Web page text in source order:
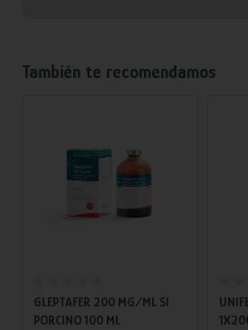
También te recomendamos
GLEPTAFER 200 MG/ML SI
PORCINO 100 ML